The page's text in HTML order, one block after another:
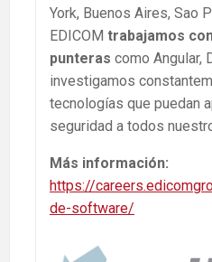
York, Buenos Aires, Sao
EDICOM trabajamos
punteras como Angular,
investigamos
tecnologías que puedan
seguridad a todos
Más información:
https://
de-software/